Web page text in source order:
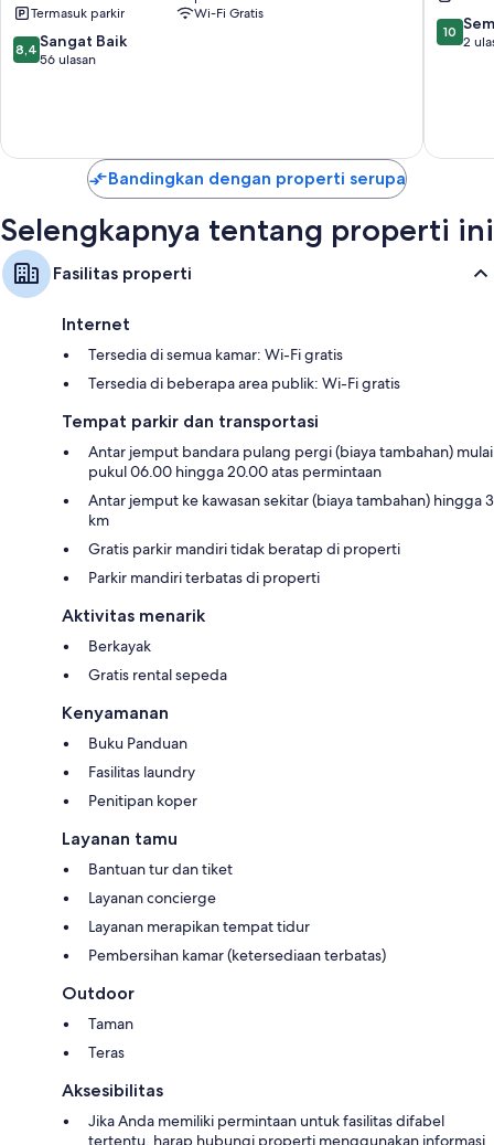
Termasuk parkir
Wi-Fi Gratis
8.4
dari
ulasan
8,4 Sangat Baik
56 ulasan
Tumaraa
10.0
dari
10
2
Bandingkan dengan properti serupa
Selengkapnya tentang properti ini
Fasilitas properti
Internet
Tersedia di semua kamar: Wi-Fi gratis
Tersedia di beberapa area publik: Wi-Fi gratis
Tempat parkir dan transportasi
Antar jemput bandara pulang pergi (biaya tambahan) mulai
pukul 06.00 hingga 20.00 atas permintaan
Antar jemput ke kawasan sekitar (biaya tambahan) hingga 3
km
Gratis parkir mandiri tidak beratap di properti
Parkir mandiri terbatas di properti
Aktivitas menarik
Berkayak
Gratis rental sepeda
Kenyamanan
Buku Panduan
Fasilitas laundry
Penitipan koper
Layanan tamu
Bantuan tur dan tiket
Layanan concierge
Layanan merapikan tempat tidur
Pembersihan kamar (ketersediaan terbatas)
Outdoor
Taman
Teras
Aksesibilitas
Jika Anda memiliki permintaan untuk fasilitas difabel
tertentu, harap hubungi properti menggunakan informasi